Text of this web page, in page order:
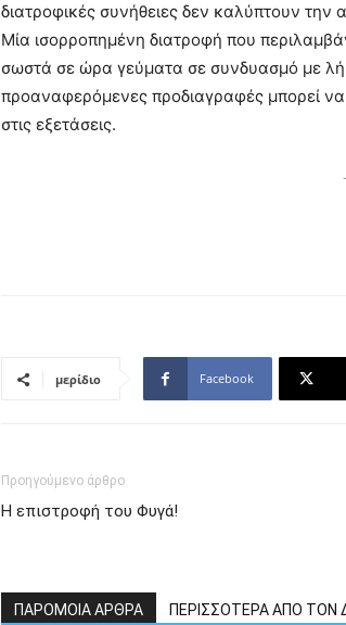
διατροφικές συνήθειες δεν καλύπτουν την
Μία ισορροπημένη διατροφή που
σωστά σε ώρα γεύματα σε συνδυασμό με
προαναφερόμενες προδιαγραφές μπορεί
στις εξετάσεις.
μερίδιο Facebook
Προηγούμενο άρθρο
H επιστροφή του Φυγά!
ΠΑΡΟΜΟΙΑ ΑΡΘΡΑ ΠΕΡΙΣΣΟΤΕΡΑ ΑΠΟ ΤΟΝ